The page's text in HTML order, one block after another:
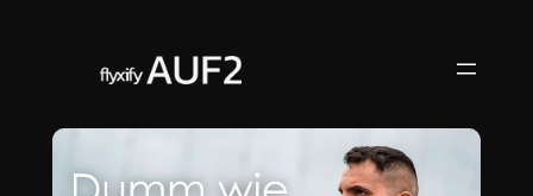
springen